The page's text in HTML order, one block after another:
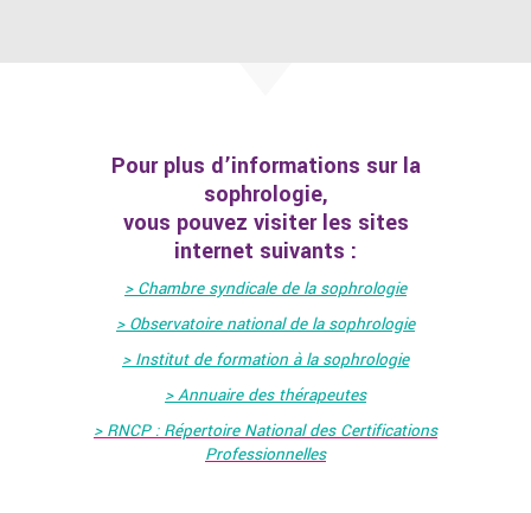
Pour plus d’informations sur la
sophrologie,
vous pouvez visiter les sites
internet suivants :
> Chambre syndicale de la sophrologie
> Observatoire national de la sophrologie
> Institut de formation à la sophrologie
> Annuaire des thérapeutes
> RNCP : Répertoire National des Certifications
Professionnelles